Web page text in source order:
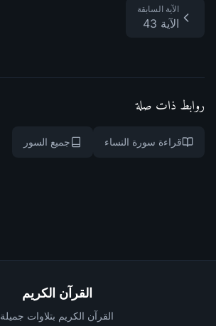
الآية السابقة
الآية 43
روابط ذات صلة
قراءة سورة النساء جميع السور
القرآن الكريم
القرآن الكريم بتلاوات جميلة